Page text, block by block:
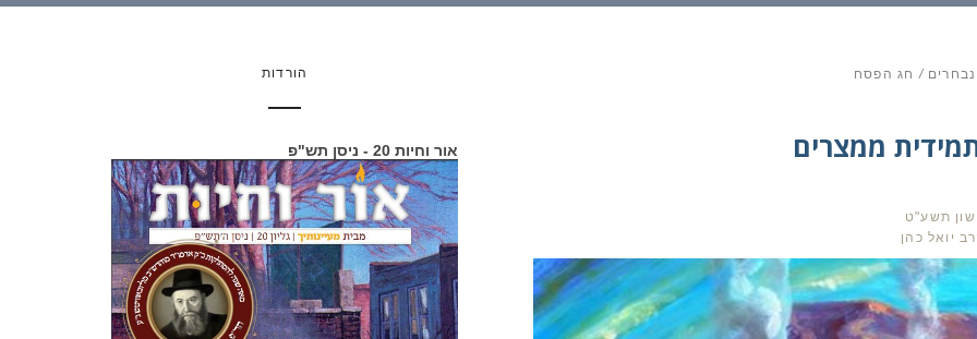
/ חג הפסח
ממצרים
תשע"ט
יואל כהן
הורדות
אור וחיות 20 - ניסן תש"פ